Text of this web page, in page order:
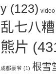
y(123) video
乱七八糟
熊片
成都豪爷 (1) 根雪